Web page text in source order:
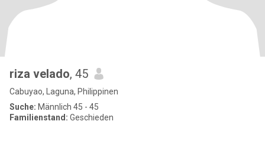
riza velado, 45
Cabuyao, Laguna, Philippinen
Suche: Männlich 45 - 45
Familienstand: Geschieden